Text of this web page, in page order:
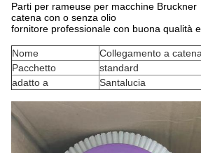
Parti per rameuse per macchine Bruckner
catena con o senza olio
fornitore professionale con buona qualità
Nome
Collegamento a catena
Pacchetto
standard
adatto a
Santalucia